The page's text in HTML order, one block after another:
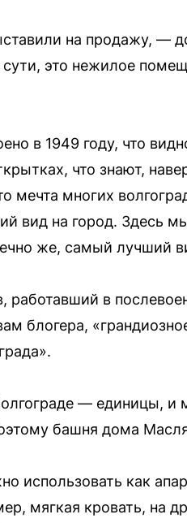
на продажу, —
это нежилое
в 1949 году, что
что знают,
многих
вид на город. Здесь
же, самый лучший
в
блогера,
— единицы, и
башня дома
использовать как
мягкая кровать, на